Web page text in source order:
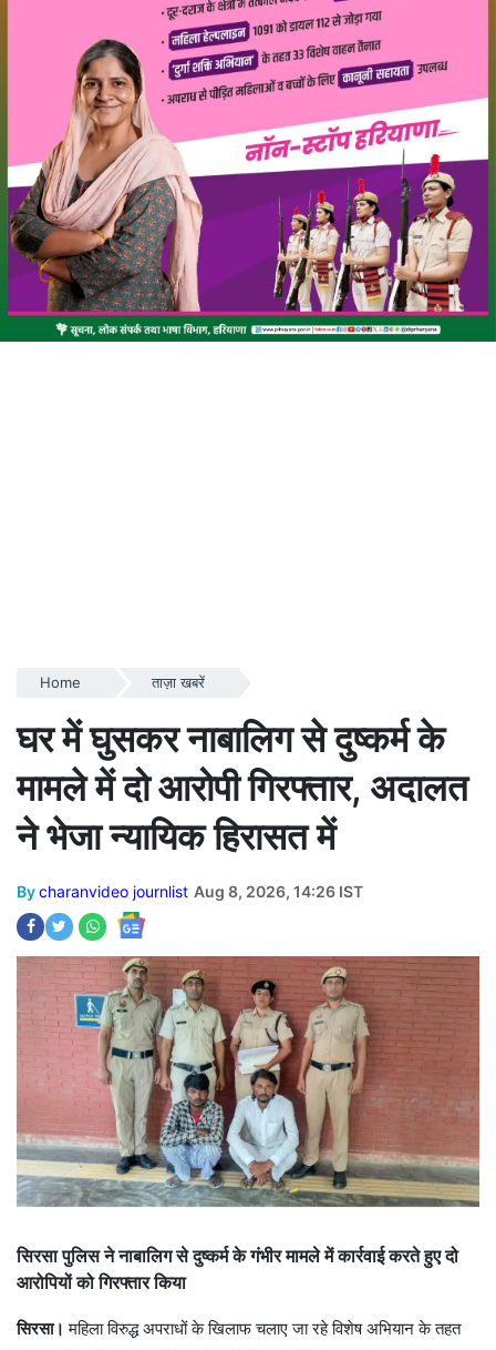
Home ताज़ा खबरें
घर में घुसकर नाबालिग से दुष्कर्म के
मामले में दो आरोपी गिरफ्तार, अदालत
ने भेजा न्यायिक हिरासत में
Bycharanvideo journlist Aug 8, 2026, 14:26 IST
सिरसा पुलिस ने नाबालिग से दुष्कर्म के गंभीर मामले में कार्रवाई करते हुए दो
आरोपियों को गिरफ्तार किया
सिरसा। महिला विरुद्ध अपराधों के खिलाफ चलाए जा रहे विशेष अभियान के तहत